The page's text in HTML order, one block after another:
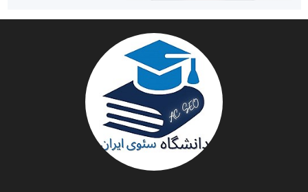
دانشگاه سئوی ایران
سازمان صنعت،معدن و تجارت
مریم حاج نوروز نظری